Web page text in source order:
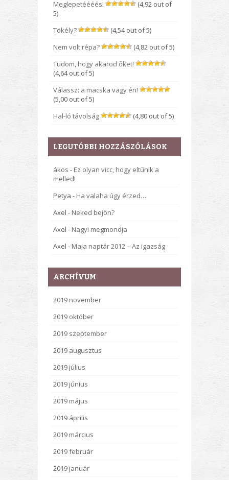
Meglepetéééés!
(4,92 out of
5)
Tökély?
(4,54 out of 5)
Nem volt répa?
(4,82 out of 5)
Tudom, hogy akarod őket!
(4,64 out of 5)
Válassz: a macska vagy én!
(5,00 out of 5)
Hal-ló távolság
(4,80 out of 5)
LEGUTÓBBI HOZZÁSZÓLÁSOK
ákos - Ez olyan vicc, hogy eltűnik a
melled!
Petya - Ha valaha úgy érzed…
Axel - Neked bejön?
Axel - Nagyi megmondja
Axel - Maja naptár 2012 – Az igazság
ARCHÍVUM
2019 november
2019 október
2019 szeptember
2019 augusztus
2019 július
2019 június
2019 május
2019 április
2019 március
2019 február
2019 január